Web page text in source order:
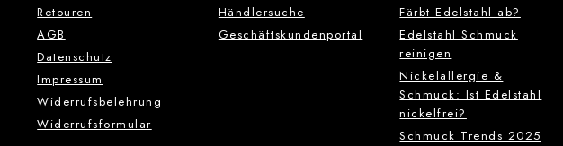
Retouren
AGB
Datenschutz
Impressum
Widerrufsbelehrung
Widerrufsformular
Händlersuche
Geschäftskundenportal
Färbt Edelstahl ab?
Edelstahl Schmuck
reinigen
Nickelallergie &
Schmuck: Ist Edelstahl
nickelfrei?
Schmuck Trends 2025